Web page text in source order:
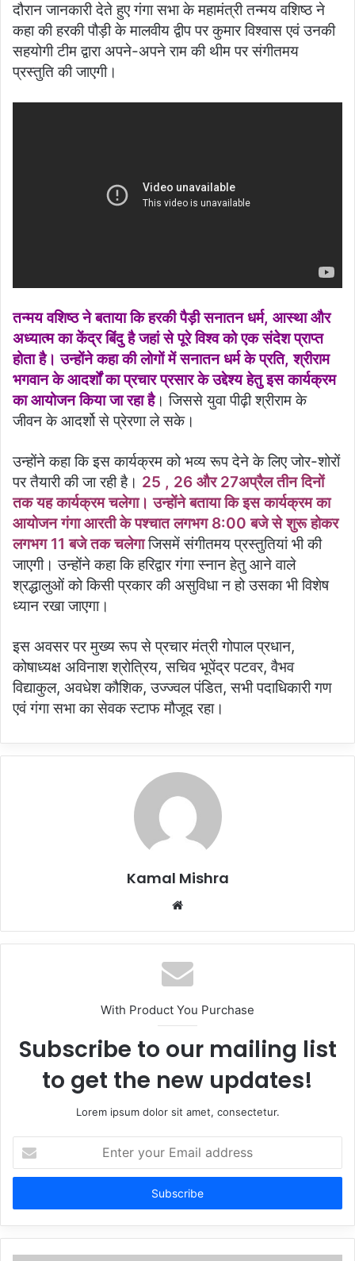
दौरान जानकारी देते हुए गंगा सभा के महामंत्री तन्मय वशिष्ठ ने
कहा की हरकी पौड़ी के मालवीय द्वीप पर कुमार विश्वास एवं उनकी
सहयोगी टीम द्वारा अपने-अपने राम की थीम पर संगीतमय
प्रस्तुति की जाएगी।
तन्मय वशिष्ठ ने बताया कि हरकी पैड़ी सनातन धर्म, आस्था और
अध्यात्म का केंद्र बिंदु है जहां से पूरे विश्व को एक संदेश प्राप्त
होता है। उन्होंने कहा की लोगों में सनातन धर्म के प्रति, श्रीराम
भगवान के आदर्शों का प्रचार प्रसार के उद्देश्य हेतु इस कार्यक्रम
का आयोजन किया जा रहा है। जिससे युवा पीढ़ी श्रीराम के
जीवन के आदर्शो से प्रेरणा ले सके।
उन्होंने कहा कि इस कार्यक्रम को भव्य रूप देने के लिए जोर-शोरों
पर तैयारी की जा रही है। 25 , 26 और 27अप्रैल तीन दिनों
तक यह कार्यक्रम चलेगा। उन्होंने बताया कि इस कार्यक्रम का
आयोजन गंगा आरती के पश्चात लगभग 8:00 बजे से शुरू होकर
लगभग 11 बजे तक चलेगा जिसमें संगीतमय प्रस्तुतियां भी की
जाएगी। उन्होंने कहा कि हरिद्वार गंगा स्नान हेतु आने वाले
श्रद्धालुओं को किसी प्रकार की असुविधा न हो उसका भी विशेष
ध्यान रखा जाएगा।
इस अवसर पर मुख्य रूप से प्रचार मंत्री गोपाल प्रधान,
कोषाध्यक्ष अविनाश श्रोत्रिय, सचिव भूपेंद्र पटवर, वैभव
विद्याकुल, अवधेश कौशिक, उज्ज्वल पंडित, सभी पदाधिकारी गण
एवं गंगा सभा का सेवक स्टाफ मौजूद रहा।
Kamal Mishra
Website
With Product You Purchase
Subscribe to our mailing list
to get the new updates!
Lorem ipsum dolor sit amet, consectetur.
your
Email